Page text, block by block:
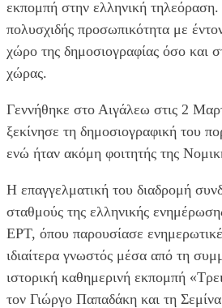
εκπομπή στην ελληνική
πολυσχιδής προσωπικότητα με
χώρο της δημοσιογραφίας όσο και
χώρας.
Γεννήθηκε στο Αιγάλεω στις 2
ξεκίνησε τη δημοσιογραφική του
ενώ ήταν ακόμη φοιτητής της
Η επαγγελματική του διαδρομή
σταθμούς της ελληνικής
ΕΡΤ, όπου παρουσίασε
ιδιαίτερα γνωστός μέσα από τη
ιστορική καθημερινή εκπομπή
τον Γιώργο Παπαδάκη και τη